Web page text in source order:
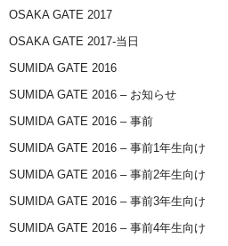
OSAKA GATE 2017
OSAKA GATE 2017-当日
SUMIDA GATE 2016
SUMIDA GATE 2016 – お知らせ
SUMIDA GATE 2016 – 事前
SUMIDA GATE 2016 – 事前1年生向け
SUMIDA GATE 2016 – 事前2年生向け
SUMIDA GATE 2016 – 事前3年生向け
SUMIDA GATE 2016 – 事前4年生向け